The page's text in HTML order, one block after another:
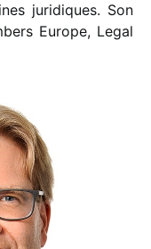
juridiques. Son
Europe, Legal